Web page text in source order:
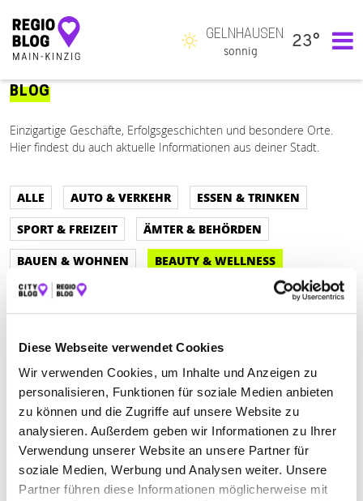
Diese Webseite verwendet Cookies
Wir verwenden Cookies, um Inhalte und Anzeigen zu
personalisieren, Funktionen für soziale Medien anbieten
zu können und die Zugriffe auf unsere Website zu
analysieren. Außerdem geben wir Informationen zu Ihrer
Verwendung unserer Website an unsere Partner für
soziale Medien, Werbung und Analysen weiter. Unsere
Partner führen diese Informationen möglicherweise mit
Hauptnavigation
GELNHAUSEN
sonnig
23°
BLOG
Einzigartige Geschäfte, Erfolgsgeschichten und besondere Orte.
Hier findest du auch aktuelle Informationen aus deiner Stadt.
ALLE AUTO & VERKEHR
ESSEN & TRINKEN
SPORT & FREIZEIT
ÄMTER & BEHÖRDEN
BAUEN & WOHNEN
BEAUTY & WELLNESS
BILDUNG & MEDIEN
EINKAUFEN & SHOPPEN
REISEN & ÜBERNACHTEN
SERVICE & DIENSTLEISTUNGEN